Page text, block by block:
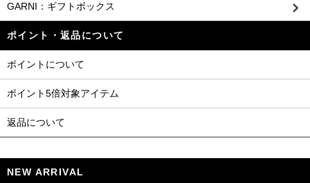
GARNI：ギフトボックス
ポイント・返品について
ポイントについて
ポイント5倍対象アイテム
返品について
NEW ARRIVAL